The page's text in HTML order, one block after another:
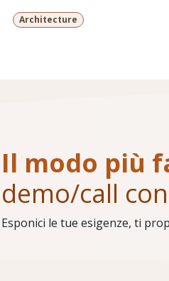
Architecture
Il modo più
demo/call
Esponici le tue esigenze, ti